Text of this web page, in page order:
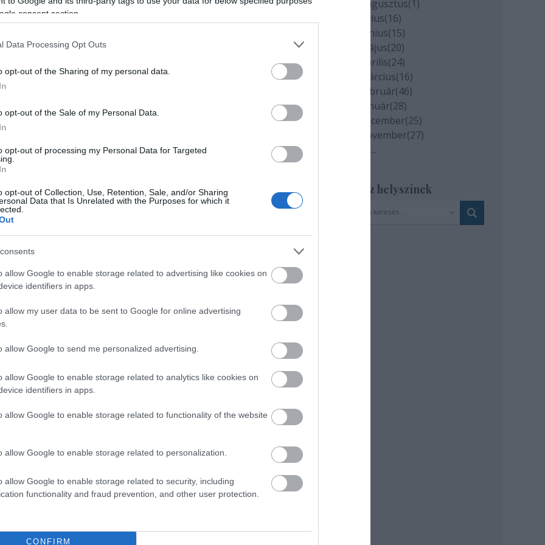
consent section.
Data Processing Opt Outs
opt-out of the Sharing of my personal data.
opt-out of the Sale of my Personal Data.
opt-out of processing my Personal Data for Targeted
opt-out of Collection, Use, Retention, Sale, and/or Sharing
Data that Is Unrelated with the Purposes for which it
allow Google to enable storage related to advertising like cookies on
identifiers in apps.
allow my user data to be sent to Google for online advertising
allow Google to send me personalized advertising.
allow Google to enable storage related to analytics like cookies on
identifiers in apps.
allow Google to enable storage related to functionality of the website
allow Google to enable storage related to personalization.
allow Google to enable storage related to security, including
functionality and fraud prevention, and other user protection.
CONFIRM
tartalmában különböző, de egyenértékű szint
díszvendége” kitüntetést és rangot. A FESZ
alkotói csoport, társulat prezentálja repertoárjának
Pintér Béla és Társulata.
működési elvére hasonlít: a felkért válogató – az idei
független színházi előadásaiból választ ki 5
egyesíti egy magasabb szinten, a
amitől a fesztivál a korábbiaknál is
években is készültek a THEALTER felkérésére a
vezettünk be érdekes, különleges, alkalmi
pályázatot írunk ki: Szeged városának négy
vagy művészeti projekt tervével
Erika (az SZTE kulturális szervezője), Szalai-
Samu (építész, urbanista) – döntése alapján a
támogatást elképzelésének
választja ki a zsűri a fesztivál fődíjas
főprogram negyedik összetevője adja. A THEALTER
szellemében, elsősorban Kelet- és Dél-Európa
látunk határon túli magyar alkotókat is.
sem lesz hiány idén sem: utcaszínházat és
az Ex-stasis, a fesztivál ingyenes napilapja, lesz
blog.
a szegedi Csillag Börtön Dankó
2020 augusztus(1)
2020 július(16)
2020 június(15)
2020 május(20)
2020 április(24)
2020 március(16)
2020 február(46)
2020 január(28)
2019 december(25)
2019 november(27)
...
Szinház helyszínek